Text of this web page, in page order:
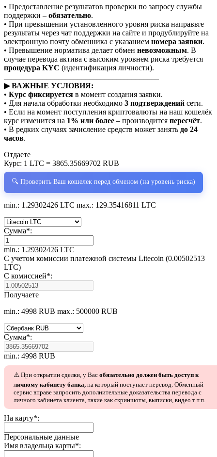
• Предоставление результатов проверки по запросу службы
поддержки – обязательно.
• При превышении установленного уровня риска направьте
результаты через чат поддержки на сайте и продублируйте на
электронную почту обменника с указанием номера заявки.
• Превышение норматива делает обмен невозможным. В
случае перевода актива с высоким уровнем риска требуется
процедура KYC (идентификация личности).
▶ ВАЖНЫЕ УСЛОВИЯ:
• Курс фиксируется в момент создания заявки.
• Для начала обработки необходимо 3 подтверждений сети.
• Если на момент поступления криптовалюты на наш кошелёк
курс изменится на 1% или более – производится пересчёт.
• В редких случаях зачисление средств может занять до 24
часов.
Отдаете
Курс: 1 LTC = 3865.35669702 RUB
🔍 Проверить Ваш кошелек перед обменом (на уровень риска)
min.: 1.29302426 LTC max.: 129.35416811 LTC
Сумма*:
min.: 1.29302426 LTC
С учетом комиссии платежной системы Litecoin (0.00502513
LTC)
С комиссией*:
Получаете
min.: 4998 RUB max.: 500000 RUB
Сумма*:
min.: 4998 RUB
⚠️ При открытии сделки, у Вас обязательно должен быть доступ к
личному кабинету банка, на который поступает перевод. Обменный
сервис вправе запросить дополнительные доказательства перевода с
личного кабинета клиента, такие как скриншоты, выписки, видео т т.п.
На карту*:
Персональные данные
Имя владельца карты*: